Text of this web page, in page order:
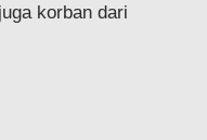
korban dari